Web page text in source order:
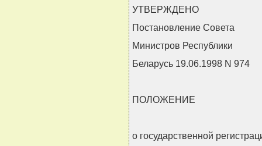
УТВЕРЖДЕНО
Постановление Совета
Министров Республики
Беларусь 19.06.1998 N 974
ПОЛОЖЕНИЕ
о государственной